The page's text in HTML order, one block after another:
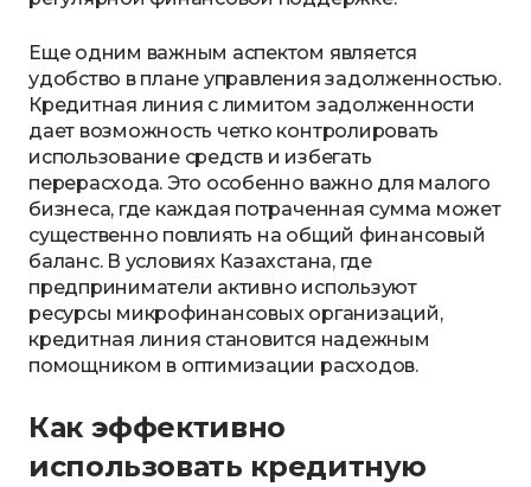
Еще одним важным аспектом является
удобство в плане управления задолженностью.
Кредитная линия с лимитом задолженности
дает возможность четко контролировать
использование средств и избегать
перерасхода. Это особенно важно для малого
бизнеса, где каждая потраченная сумма может
существенно повлиять на общий финансовый
баланс. В условиях Казахстана, где
предприниматели активно используют
ресурсы микрофинансовых организаций,
кредитная линия становится надежным
помощником в оптимизации расходов.
Как эффективно
использовать кредитную